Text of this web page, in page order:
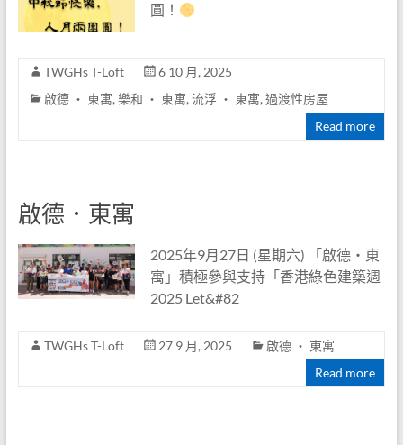
圓！
TWGHs T-Loft
6 10 月, 2025
啟德 ‧ 東寓, 樂和 ‧ 東寓, 流浮 ‧ 東寓, 過渡性房屋
Read more
啟德．東寓
2025年9月27日 (星期六) 「啟德‧東
寓」積極參與支持「香港綠色建築週
2025 Let&#82
TWGHs T-Loft 27 9 月, 2025
啟德 ‧ 東寓
Read more